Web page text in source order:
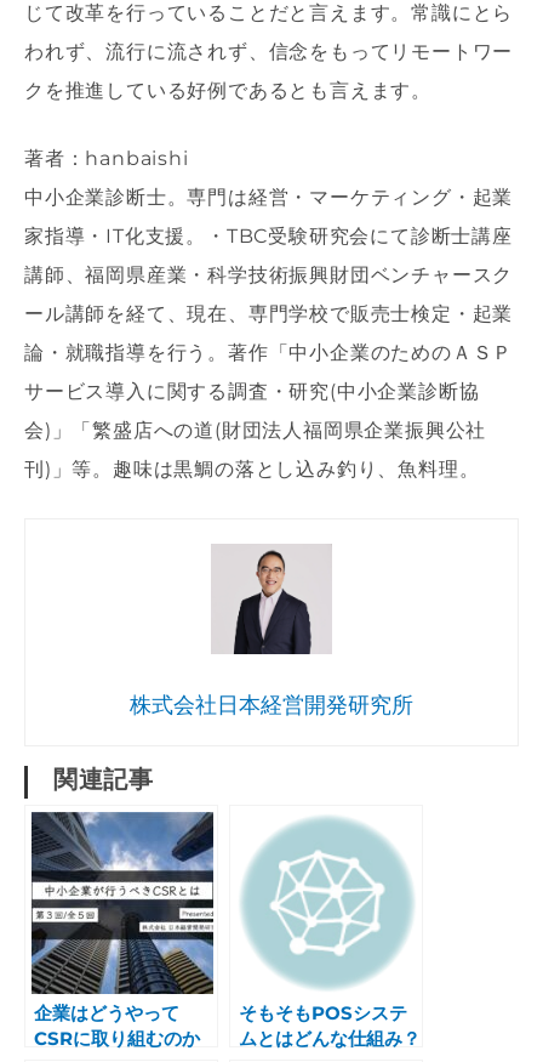
じて改革を行っていることだと言えます。常識にとら
われず、流行に流されず、信念をもってリモートワー
クを推進している好例であるとも言えます。
著者：hanbaishi
中小企業診断士。専門は経営・マーケティング・起業
家指導・IT化支援。・TBC受験研究会にて診断士講座
講師、福岡県産業・科学技術振興財団ベンチャースク
ール講師を経て、現在、専門学校で販売士検定・起業
論・就職指導を行う。著作「中小企業のためのＡＳＰ
サービス導入に関する調査・研究(中小企業診断協
会)」「繁盛店への道(財団法人福岡県企業振興公社
刊)」等。趣味は黒鯛の落とし込み釣り、魚料理。
株式会社日本経営開発研究所
関連記事
企業はどうやって
CSRに取り組むのか
そもそもPOSシステ
ムとはどんな仕組み？